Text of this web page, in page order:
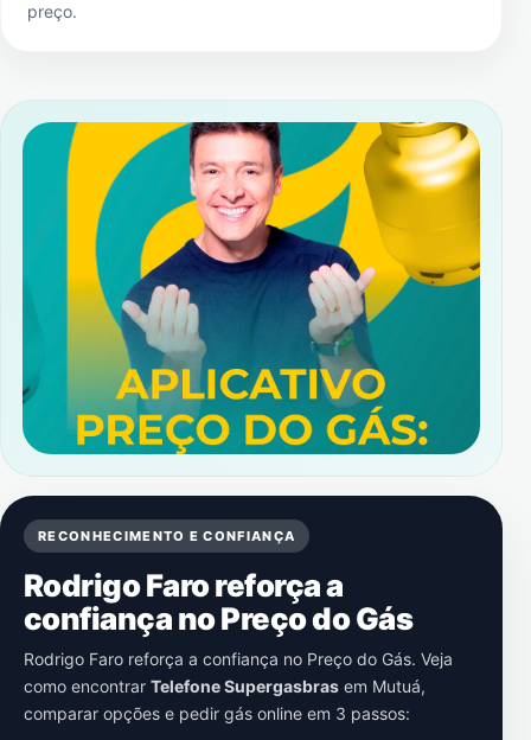
preço.
RECONHECIMENTO E CONFIANÇA
Rodrigo Faro reforça a
confiança no Preço do Gás
Rodrigo Faro reforça a confiança no Preço do Gás. Veja
como encontrar Telefone Supergasbras em Mutuá,
comparar opções e pedir gás online em 3 passos: